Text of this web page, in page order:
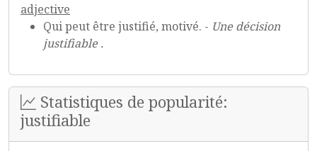
adjective
Qui peut être justifié, motivé. - Une décision
justifiable .
Statistiques de popularité:
justifiable